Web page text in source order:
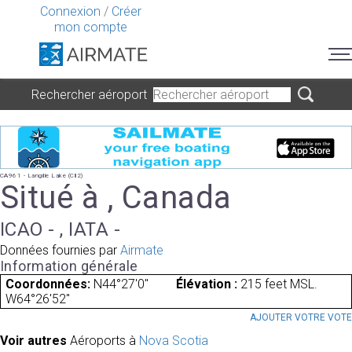
Connexion / Créer
mon compte
Rechercher aéroport
CA961 - Langille Lake (Cll2)
Situé à , Canada
ICAO - , IATA -
Données fournies par Airmate
Information générale
Coordonnées: N44°27'0"
W64°26'52"
Élévation : 215 feet MSL.
AJOUTER VOTRE VOTE
Voir autres Aéroports à Nova Scotia